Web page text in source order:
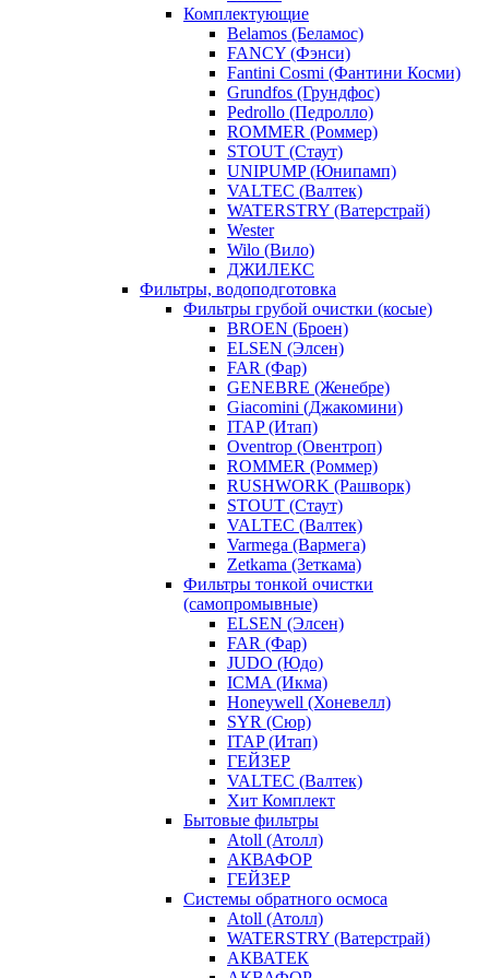
Комплектующие
Belamos (Беламос)
FANCY (Фэнси)
Fantini Cosmi (Фантини Косми)
Grundfos (Грундфос)
Pedrollo (Педролло)
ROMMER (Роммер)
STOUT (Стаут)
UNIPUMP (Юнипамп)
VALTEC (Валтек)
WATERSTRY (Ватерстрай)
Wester
Wilo (Вило)
ДЖИЛЕКС
Фильтры, водоподготовка
Фильтры грубой очистки (косые)
BROEN (Броен)
ELSEN (Элсен)
FAR (Фар)
GENEBRE (Женебре)
Giacomini (Джакомини)
ITAP (Итап)
Oventrop (Овентроп)
ROMMER (Роммер)
RUSHWORK (Рашворк)
STOUT (Стаут)
VALTEC (Валтек)
Varmega (Вармега)
Zetkama (Зеткама)
Фильтры тонкой очистки
(самопромывные)
ELSEN (Элсен)
FAR (Фар)
JUDO (Юдо)
ICMA (Икма)
Honeywell (Хоневелл)
SYR (Сюр)
ITAP (Итап)
ГЕЙЗЕР
VALTEC (Валтек)
Хит Комплект
Бытовые фильтры
Atoll (Атолл)
АКВАФОР
ГЕЙЗЕР
Системы обратного осмоса
Atoll (Атолл)
WATERSTRY (Ватерстрай)
АКВАТЕК